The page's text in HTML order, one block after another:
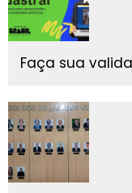
Faça sua